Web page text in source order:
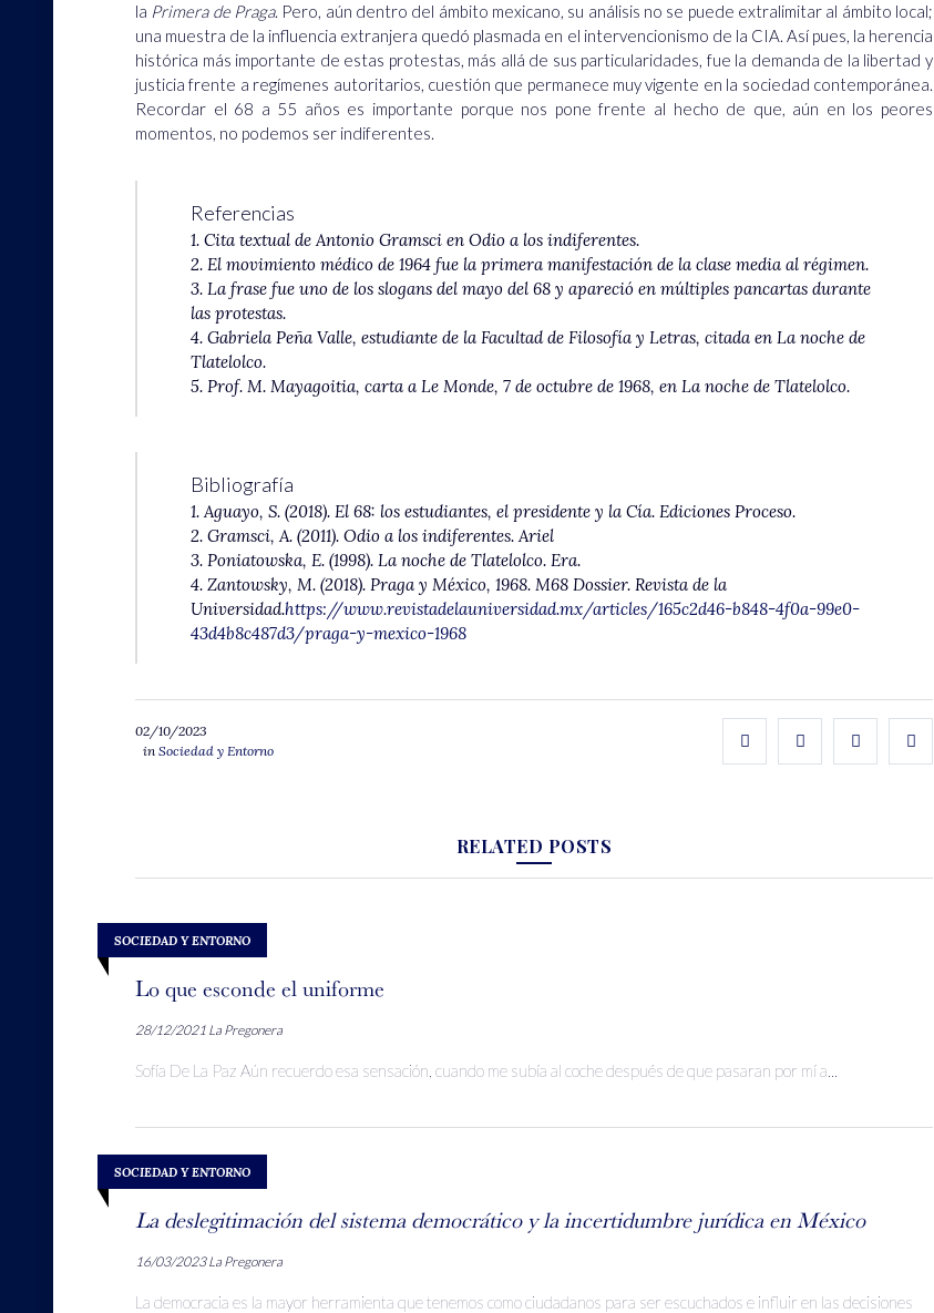
la Primera de Praga. Pero, aún dentro del ámbito mexicano, su análisis no se puede extralimitar al ámbito local;
una muestra de la influencia extranjera quedó plasmada en el intervencionismo de la CIA. Así pues, la herencia
histórica más importante de estas protestas, más allá de sus particularidades, fue la demanda de la libertad y
justicia frente a regímenes autoritarios, cuestión que permanece muy vigente en la sociedad contemporánea.
Recordar el 68 a 55 años es importante porque nos pone frente al hecho de que, aún en los peores
momentos, no podemos ser indiferentes.
Referencias
1. Cita textual de Antonio Gramsci en Odio a los indiferentes.
2. El movimiento médico de 1964 fue la primera manifestación de la clase media al régimen.
3. La frase fue uno de los slogans del mayo del 68 y apareció en múltiples pancartas durante
las protestas.
4. Gabriela Peña Valle, estudiante de la Facultad de Filosofía y Letras, citada en La noche de
Tlatelolco.
5. Prof. M. Mayagoitia, carta a Le Monde, 7 de octubre de 1968, en La noche de Tlatelolco.
Bibliografía
1. Aguayo, S. (2018). El 68: los estudiantes, el presidente y la Cía. Ediciones Proceso.
2. Gramsci, A. (2011). Odio a los indiferentes. Ariel
3. Poniatowska, E. (1998). La noche de Tlatelolco. Era.
4. Zantowsky, M. (2018). Praga y México, 1968. M68 Dossier. Revista de la
Universidad.https://www.revistadelauniversidad.mx/articles/165c2d46-b848-4f0a-99e0-
43d4b8c487d3/praga-y-mexico-1968
02/10/2023
in Sociedad y Entorno
RELATED POSTS
SOCIEDAD Y ENTORNO
Lo que esconde el uniforme
28/12/2021 La Pregonera
Sofía De La Paz Aún recuerdo esa sensación, cuando me subía al coche después de que pasaran por mí a...
SOCIEDAD Y ENTORNO
La deslegitimación del sistema democrático y la incertidumbre jurídica en México
16/03/2023 La Pregonera
La democracia es la mayor herramienta que tenemos como ciudadanos para ser escuchados e influir en las decisiones